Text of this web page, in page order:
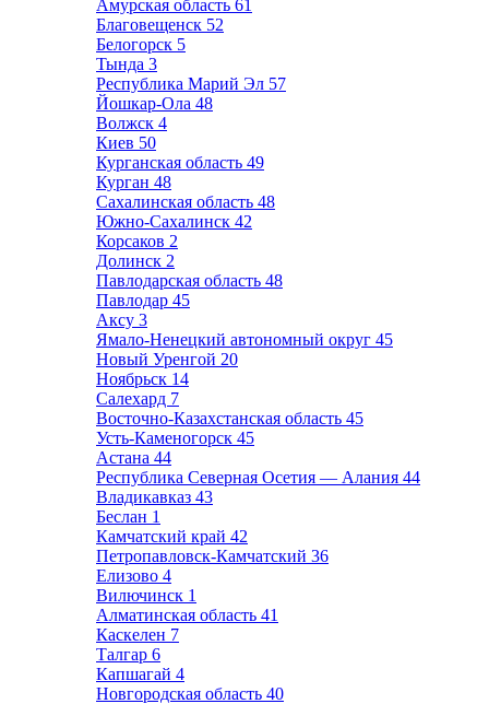
Амурская область 61
Благовещенск 52
Белогорск 5
Тында 3
Республика Марий Эл 57
Йошкар-Ола 48
Волжск 4
Киев 50
Курганская область 49
Курган 48
Сахалинская область 48
Южно-Сахалинск 42
Корсаков 2
Долинск 2
Павлодарская область 48
Павлодар 45
Аксу 3
Ямало-Ненецкий автономный округ 45
Новый Уренгой 20
Ноябрьск 14
Салехард 7
Восточно-Казахстанская область 45
Усть-Каменогорск 45
Астана 44
Республика Северная Осетия — Алания 44
Владикавказ 43
Беслан 1
Камчатский край 42
Петропавловск-Камчатский 36
Елизово 4
Вилючинск 1
Алматинская область 41
Каскелен 7
Талгар 6
Капшагай 4
Новгородская область 40